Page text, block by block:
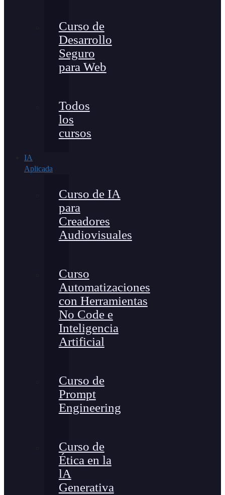
Curso de
Desarrollo
Seguro
para Web
Todos
los
cursos
IA
Aplicada
Curso de IA
para
Creadores
Audiovisuales
Curso
Automatizaciones
con Herramientas
No Code e
Inteligencia
Artificial
Curso de
Prompt
Engineering
Curso de
Ética en la
lA
Generativa